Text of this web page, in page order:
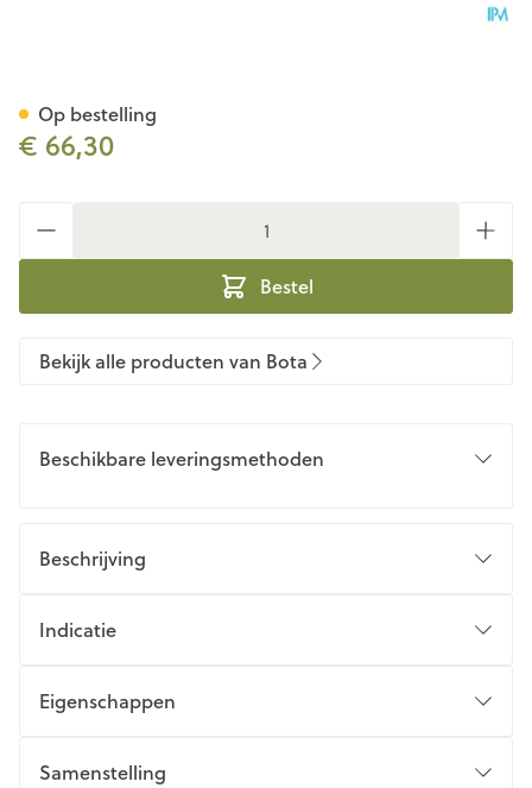
€ 66,30
Bestel
Op bestelling
Bekijk alle producten van Bota
Beschikbare leveringsmethoden
Beschrijving
Indicatie
Eigenschappen
Samenstelling